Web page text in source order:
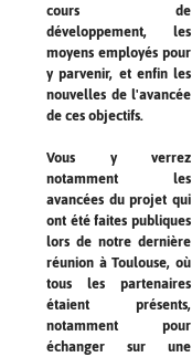
cours de
développement, les
moyens employés pour
y parvenir, et enfin les
nouvelles de l'avancée
de ces objectifs.
Vous y verrez
notamment les
avancées du projet qui
ont été faites publiques
lors de notre dernière
réunion à Toulouse, où
tous les partenaires
étaient présents,
notamment pour
échanger sur une